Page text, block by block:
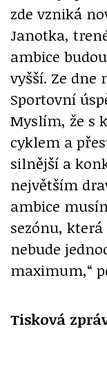
zde vzniká
Janotka,
ambice
vyšší. Ze dne
Sportovní
Myslím, že s
cyklem a
silnější a
největším
ambice
sezónu,
nebude
maximum,“
Tisková